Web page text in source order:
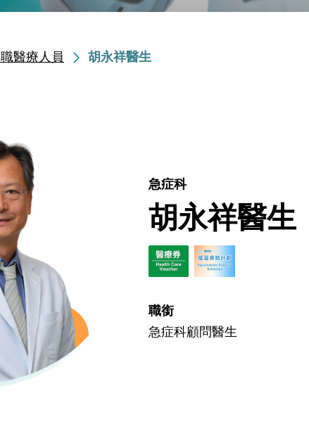
醫療人員 胡永祥醫生
急症科
胡永祥醫生
職銜
急症科顧問醫生